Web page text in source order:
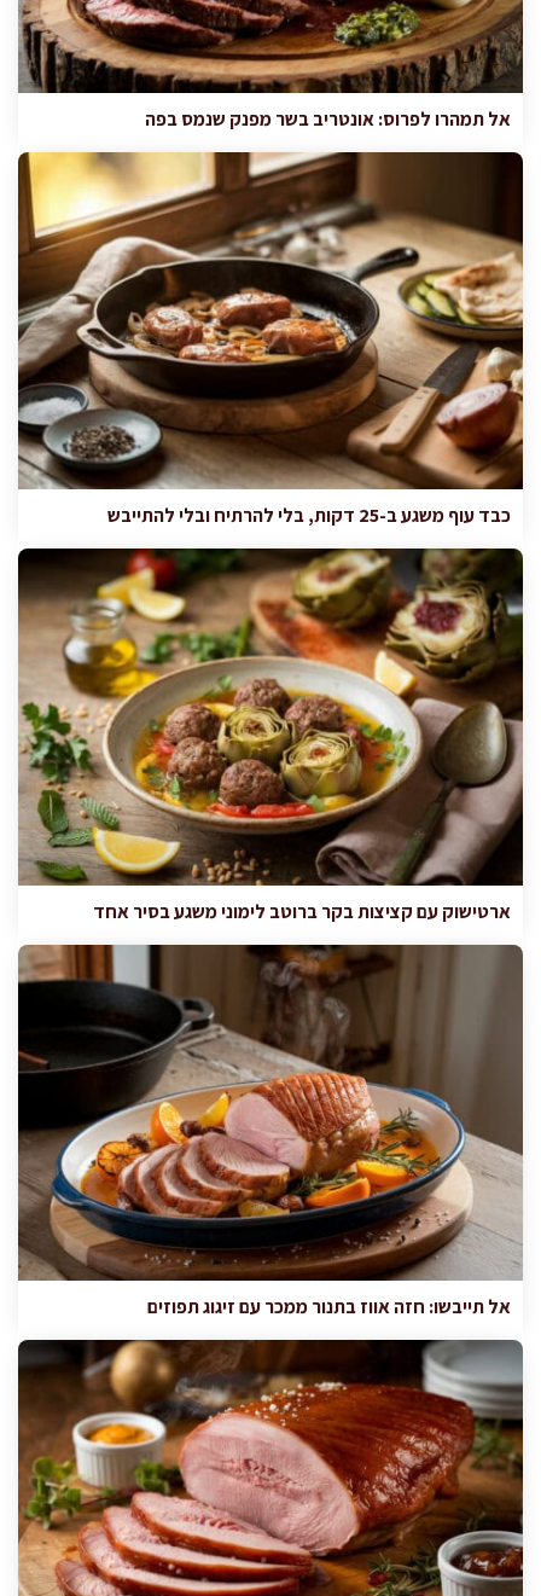
אל תמהרו לפרוס: אונטריב בשר מפנק שנמס בפה
כבד עוף משגע ב-25 דקות, בלי להרתיח ובלי להתייבש
ארטישוק עם קציצות בקר ברוטב לימוני משגע בסיר אחד
אל תייבשו: חזה אווז בתנור ממכר עם זיגוג תפוזים